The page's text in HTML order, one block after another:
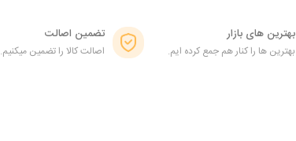
بهترین های بازار
بهترین ها را کنار هم جمع کرده ایم.
تضمین اصالت
اصالت کالا را تضمین میکنیم.